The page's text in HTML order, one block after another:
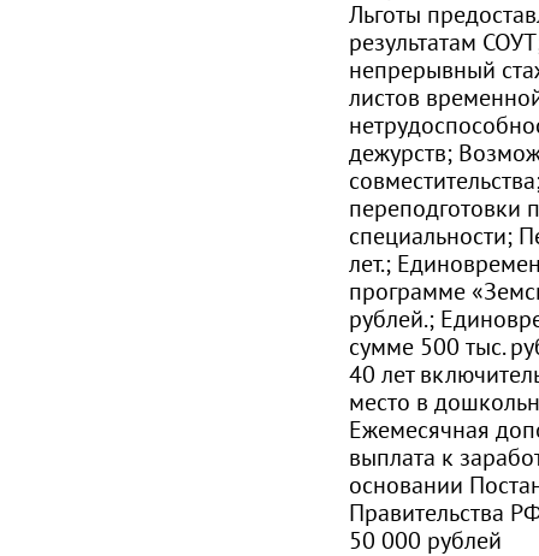
Льготы
результатам
непрерывный
листов
дежурств;
переподготовки
специальности;
лет.;
программе
рублей.;
сумме 500 тыс.
40 лет
место в
Ежемесячная
выплата к
основании
Правительства
50 000 рублей